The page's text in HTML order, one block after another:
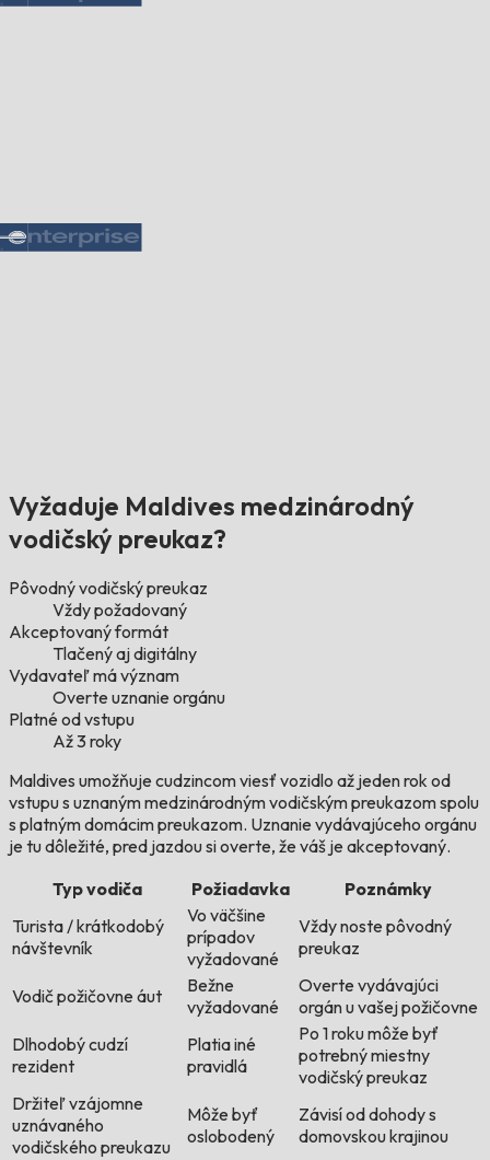
Vyžaduje Maldives medzinárodný
vodičský preukaz?
Pôvodný vodičský preukaz
Vždy požadovaný
Akceptovaný formát
Tlačený aj digitálny
Vydavateľ má význam
Overte uznanie orgánu
Platné od vstupu
Až 3 roky
Maldives umožňuje cudzincom viesť vozidlo až jeden rok od
vstupu s uznaným medzinárodným vodičským preukazom spolu
s platným domácim preukazom. Uznanie vydávajúceho orgánu
je tu dôležité, pred jazdou si overte, že váš je akceptovaný.
Typ vodiča
Požiadavka
Poznámky
Turista / krátkodobý
návštevník
Vo väčšine
prípadov
vyžadované
Vždy noste pôvodný
preukaz
Vodič požičovne áut
Bežne
vyžadované
Overte vydávajúci
orgán u vašej požičovne
Dlhodobý cudzí
rezident
Platia iné
pravidlá
Po 1 roku môže byť
potrebný miestny
vodičský preukaz
Držiteľ vzájomne
uznávaného
vodičského preukazu
Môže byť
oslobodený
Závisí od dohody s
domovskou krajinou